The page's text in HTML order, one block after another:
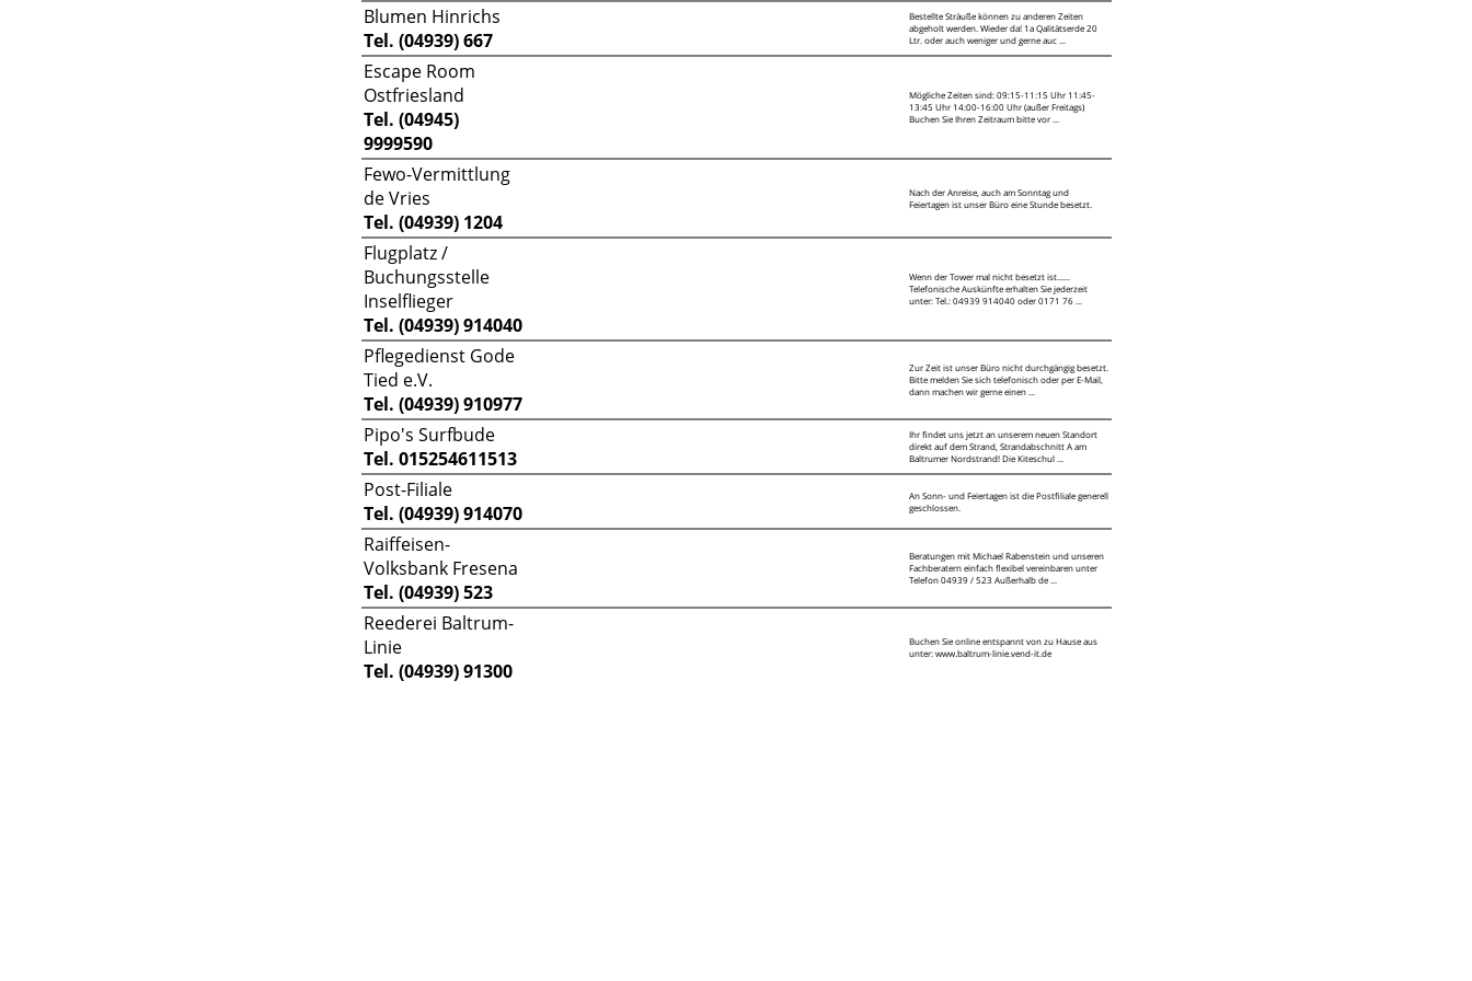
Blumen Hinrichs
Tel. (04939) 667
Bestellte Sträuße können zu anderen Zeiten
abgeholt werden. Wieder da! 1a Qalitätserde 20
Ltr. oder auch weniger und gerne auc ...
Escape Room
Ostfriesland
Tel. (04945)
9999590
Mögliche Zeiten sind: 09:15-11:15 Uhr 11:45-
13:45 Uhr 14:00-16:00 Uhr (außer Freitags)
Buchen Sie Ihren Zeitraum bitte vor ...
Fewo-Vermittlung
de Vries
Tel. (04939) 1204
Nach der Anreise, auch am Sonntag und
Feiertagen ist unser Büro eine Stunde besetzt.
Flugplatz /
Buchungsstelle
Inselflieger
Tel. (04939) 914040
Wenn der Tower mal nicht besetzt ist......
Telefonische Auskünfte erhalten Sie jederzeit
unter: Tel.: 04939 914040 oder 0171 76 ...
Pflegedienst Gode
Tied e.V.
Tel. (04939) 910977
Zur Zeit ist unser Büro nicht durchgängig besetzt.
Bitte melden Sie sich telefonisch oder per E-Mail,
dann machen wir gerne einen ...
Pipo's Surfbude
Tel. 015254611513
Ihr findet uns jetzt an unserem neuen Standort
direkt auf dem Strand, Strandabschnitt A am
Baltrumer Nordstrand! Die Kiteschul ...
Post-Filiale
Tel. (04939) 914070
An Sonn- und Feiertagen ist die Postfiliale generell
geschlossen.
Raiffeisen-
Volksbank Fresena
Tel. (04939) 523
Beratungen mit Michael Rabenstein und unseren
Fachberatern einfach flexibel vereinbaren unter
Telefon 04939 / 523 Außerhalb de ...
Reederei Baltrum-
Linie
Tel. (04939) 91300
Buchen Sie online entspannt von zu Hause aus
unter: www.baltrum-linie.vend-it.de